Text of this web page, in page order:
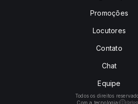
Promoções
Locutores
Contato
Chat
Equipe
Todos os direitos
Com a tecnologia